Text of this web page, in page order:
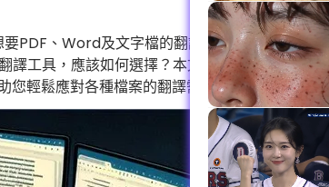
App 與桌面版
PDF、Word及文字檔的翻譯結果更準確及高
譯工具，應該如何選擇？本文為您精選了4個熱門
您輕鬆應對各種檔案的翻譯需求。